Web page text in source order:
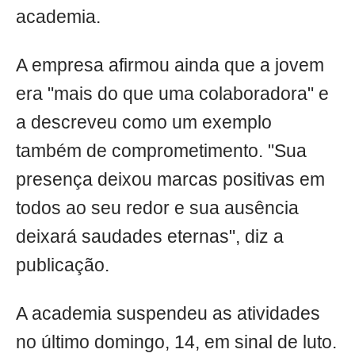
academia.
A empresa afirmou ainda que a jovem
era "mais do que uma colaboradora" e
a descreveu como um exemplo
também de comprometimento. "Sua
presença deixou marcas positivas em
todos ao seu redor e sua ausência
deixará saudades eternas", diz a
publicação.
A academia suspendeu as atividades
no último domingo, 14, em sinal de luto.